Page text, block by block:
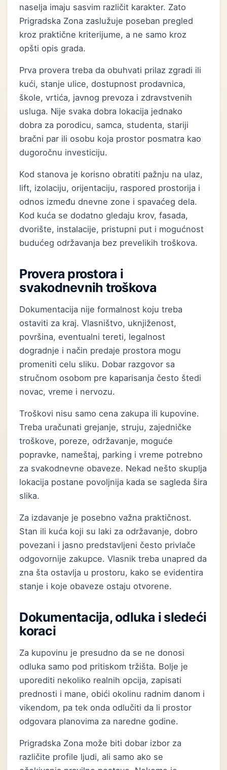
naselja imaju sasvim različit karakter. Zato
Prigradska Zona zaslužuje poseban pregled
kroz praktične kriterijume, a ne samo kroz
opšti opis grada.
Prva provera treba da obuhvati prilaz zgradi ili
kući, stanje ulice, dostupnost prodavnica,
škole, vrtića, javnog prevoza i zdravstvenih
usluga. Nije svaka dobra lokacija jednako
dobra za porodicu, samca, studenta, stariji
bračni par ili osobu koja prostor posmatra kao
dugoročnu investiciju.
Kod stanova je korisno obratiti pažnju na ulaz,
lift, izolaciju, orijentaciju, raspored prostorija i
odnos između dnevne zone i spavaćeg dela.
Kod kuća se dodatno gledaju krov, fasada,
dvorište, instalacije, pristupni put i mogućnost
budućeg održavanja bez prevelikih troškova.
Provera prostora i
svakodnevnih troškova
Dokumentacija nije formalnost koju treba
ostaviti za kraj. Vlasništvo, uknjiženost,
površina, eventualni tereti, legalnost
dogradnje i način predaje prostora mogu
promeniti celu sliku. Dobar razgovor sa
stručnom osobom pre kaparisanja često štedi
novac, vreme i nervozu.
Troškovi nisu samo cena zakupa ili kupovine.
Treba uračunati grejanje, struju, zajedničke
troškove, poreze, održavanje, moguće
popravke, nameštaj, parking i vreme potrebno
za svakodnevne obaveze. Nekad nešto skuplja
lokacija postane povoljnija kada se sagleda šira
slika.
Za izdavanje je posebno važna praktičnost.
Stan ili kuća koji su laki za održavanje, dobro
povezani i jasno predstavljeni često privlače
odgovornije zakupce. Vlasnik treba unapred da
zna šta ostavlja u prostoru, kako se evidentira
stanje i koje obaveze ostaju otvorene.
Dokumentacija, odluka i sledeći
koraci
Za kupovinu je presudno da se ne donosi
odluka samo pod pritiskom tržišta. Bolje je
uporediti nekoliko realnih opcija, zapisati
prednosti i mane, obići okolinu radnim danom i
vikendom, pa tek onda odlučiti da li prostor
odgovara planovima za naredne godine.
Prigradska Zona može biti dobar izbor za
različite profile ljudi, ali samo ako se